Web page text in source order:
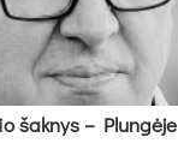
šak­nys – Plun­gė­je